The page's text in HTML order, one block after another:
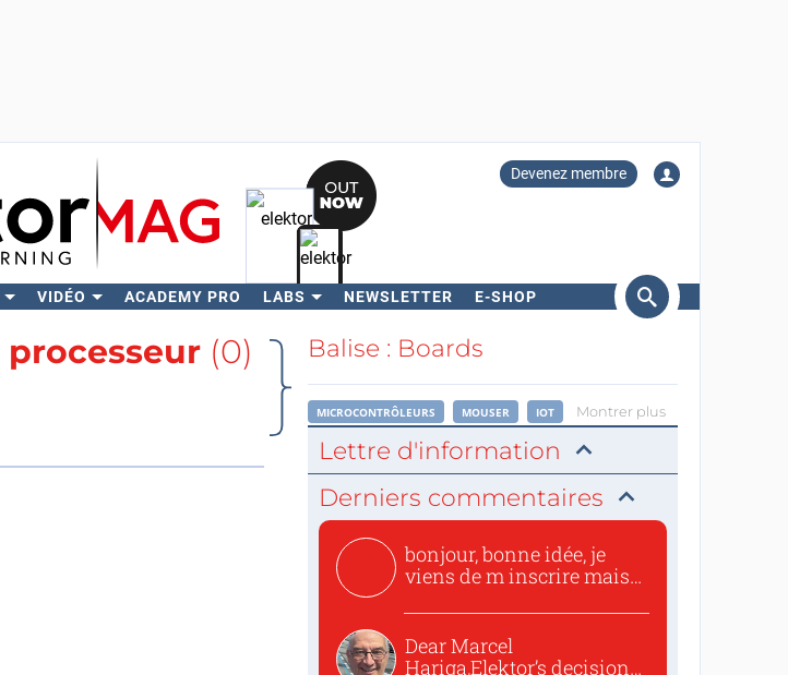
Devenez membre
VIDÉO ACADEMY PRO LABS NEWSLETTER E-SHOP
Rechercher
processeur(0) Balise : Boards
MICROCONTRÔLEURS MOUSER IOT Montrer plus
Lettre d'information
Derniers commentaires
bonjour, bonne idée, je
viens de m inscrire mais
Dear Marcel
Hariga,Elektor’s decision